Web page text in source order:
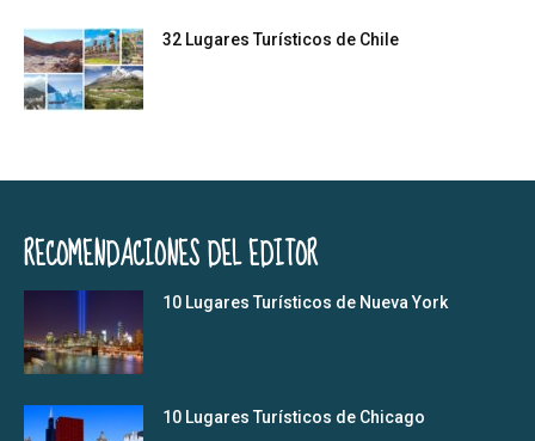
32 Lugares Turísticos de Chile
RECOMENDACIONES DEL EDITOR
10 Lugares Turísticos de Nueva York
10 Lugares Turísticos de Chicago